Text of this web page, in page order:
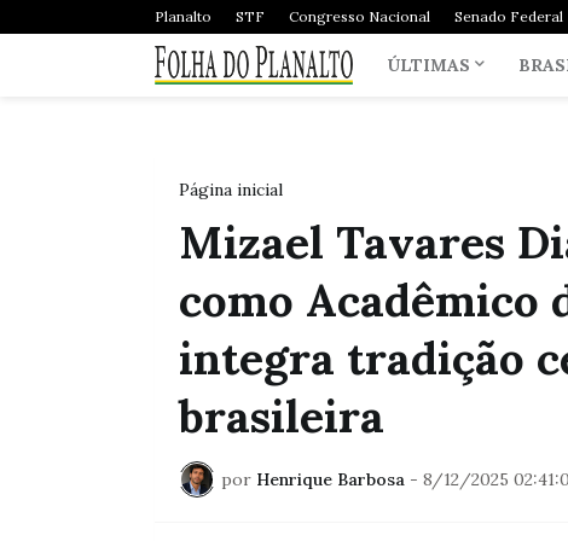
Planalto STF Congresso Nacional Senado Federal
ÚLTIMAS
Página inicial
Mizael Tavares
como Acadêmico
integra tradição
brasileira
por Henrique Barbosa - 8/12/2025